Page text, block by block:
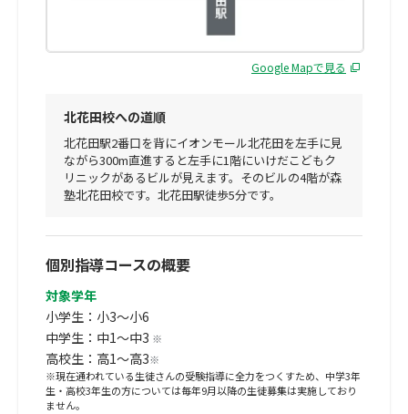
個別指導コースの概要
対象学年
小学生：小3～小6
中学生：中1～中3 ※
高校生：高1～高3※
※現在通われている生徒さんの受験指導に全力をつくすため、中学3年
生・高校3年生の方については毎年9月以降の生徒募集は実施しており
ません。
Google Mapで見る
北花田校への道順
北花田駅2番口を背にイオンモール北花田を左手に見
ながら300m直進すると左手に1階にいけだこどもク
リニックがあるビルが見えます。そのビルの4階が森
塾北花田校です。北花田駅徒歩5分です。